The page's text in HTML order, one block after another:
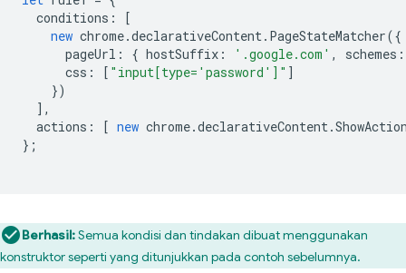
conditions :
[
new chrome.declarativeContent. PageStateMatcher({
pageUrl : { hostSuffix : '.google.com' , schemes :
css : [ "input[type='password']" ]
})
],
actions : [ new chrome.declarativeContent.
};
Berhasil:Semua kondisi dan tindakan dibuat menggunakan
konstruktor seperti yang ditunjukkan pada contoh sebelumnya.